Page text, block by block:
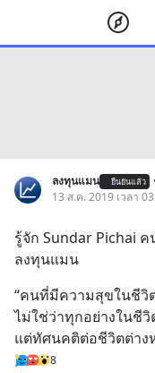
ลงทุนแมน ยืนยันแล้ว
13 ส.ค. 2019 เวลา
รู้จัก Sundar Pichai ค
ลงทุนแมน
“คนที่มีความสุขในชีวิ
ไม่ใช่ว่าทุกอย่างในชี
แต่ทัศนคติต่อชีวิตต่าง
8